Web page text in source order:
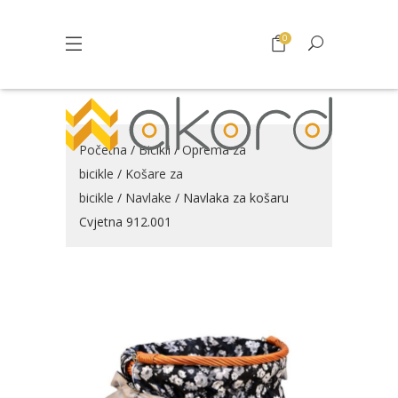
0
Početna /Bicikli /Oprema za
bicikle / Košare za
bicikle / Navlake / Navlaka za košaru
Cvjetna 912.001